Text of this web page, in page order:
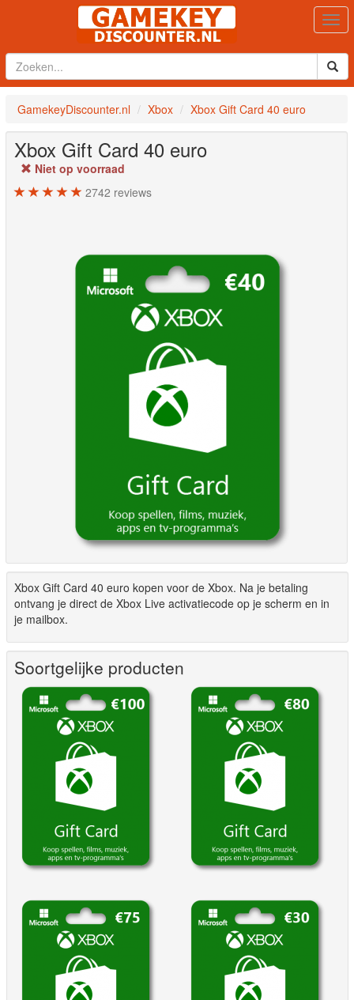
GamekeyDiscounter.nl Xbox Xbox Gift Card 40 euro
Xbox Gift Card 40 euro
Niet op voorraad
2742 reviews
Xbox Gift Card 40 euro kopen voor de Xbox. Na je betaling
ontvang je direct de Xbox Live activatiecode op je scherm en in
je mailbox.
Soortgelijke producten